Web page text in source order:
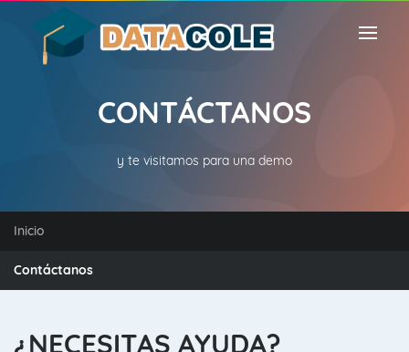
CONTÁCTANOS
y te visitamos para una demo
Inicio
Contáctanos
¿NECESITAS AYUDA?